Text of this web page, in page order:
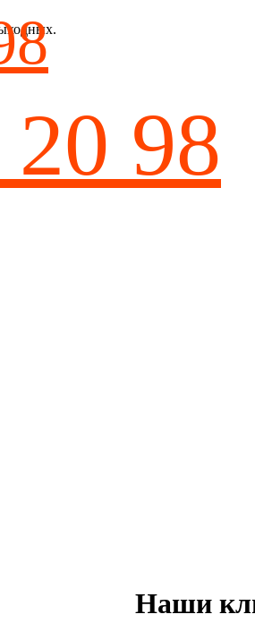
98
Наши